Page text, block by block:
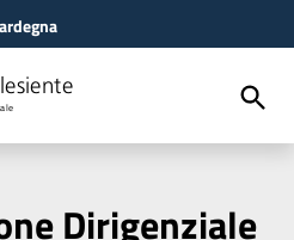
Dirigenziale